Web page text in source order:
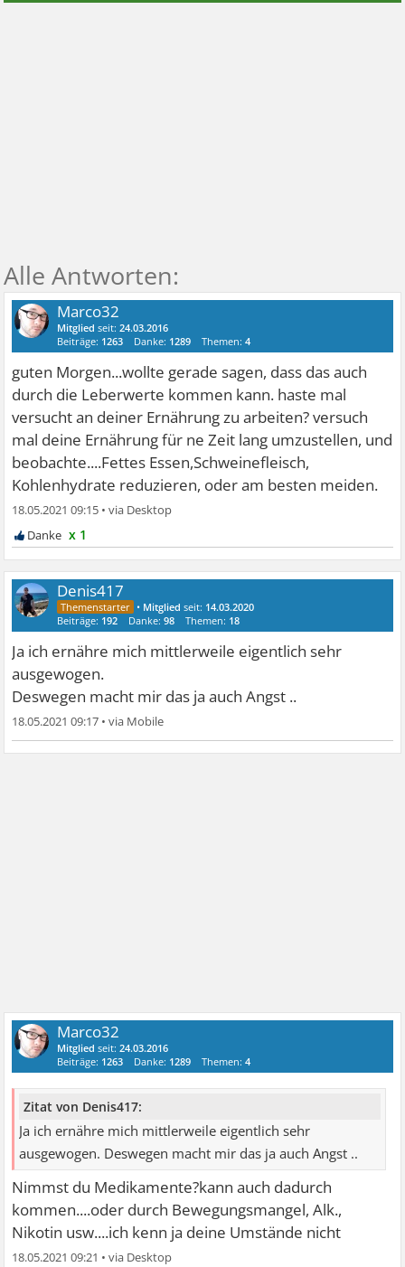
Marco32
Mitglied seit:24.03.2016
Beiträge: 1263 Danke: 1289 Themen:4
guten Morgen...wollte gerade sagen, dass das auch
durch die Leberwerte kommen kann. haste mal
versucht an deiner Ernährung zu arbeiten? versuch
mal deine Ernährung für ne Zeit lang umzustellen, und
beobachte....Fettes Essen,Schweinefleisch,
Kohlenhydrate reduzieren, oder am besten meiden.
18.05.2021 09:15 •
x 1
Denis417
• Mitglied seit: 14.03.2020
Beiträge: 192 Danke:98 Themen: 18
Ja ich ernähre mich mittlerweile eigentlich sehr
ausgewogen.
Deswegen macht mir das ja auch Angst ..
18.05.2021 09:17 •
Marco32
Mitglied seit:24.03.2016
Beiträge: 1263 Danke: 1289 Themen:4
Zitat von Denis417:
Ja ich ernähre mich mittlerweile eigentlich sehr
ausgewogen. Deswegen macht mir das ja auch Angst ..
Nimmst du Medikamente?kann auch dadurch
kommen....oder durch Bewegungsmangel, Alk.,
Nikotin usw....ich kenn ja deine Umstände nicht
18.05.2021 09:21 •